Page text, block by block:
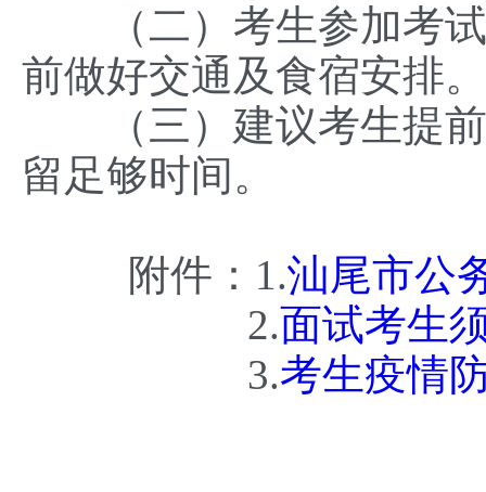
（二）考生参加考试
前做好交通及食宿安排。
（三）建议考生提前
留足够时间。
附件：1.汕尾市公
2.面试考生
3.考生疫情